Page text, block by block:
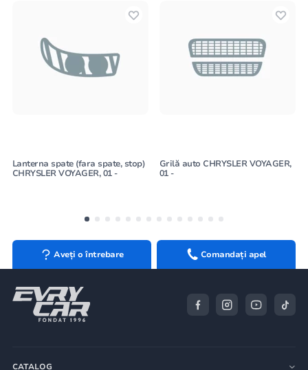
Lanterna spate (fara spate, stop)
CHRYSLER VOYAGER, 01 -
Grilă auto CHRYSLER VOYAGER,
01 -
Aveți o întrebare Comandați apel
CATALOG